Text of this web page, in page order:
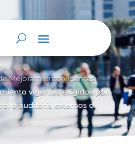
Mejoramiento vigentes 9
vigentes exigidos por
o auditoría externos o